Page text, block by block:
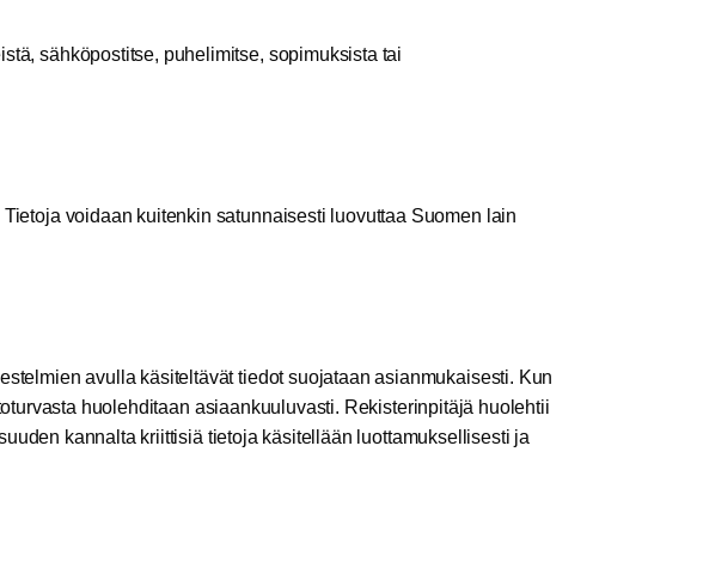
sähköpostitse, puhelimitse, sopimuksista tai
voidaan kuitenkin satunnaisesti luovuttaa Suomen lain
avulla käsiteltävät tiedot suojataan asianmukaisesti. Kun
huolehditaan asiaankuuluvasti. Rekisterinpitäjä huolehtii
kannalta kriittisiä tietoja käsitellään luottamuksellisesti ja